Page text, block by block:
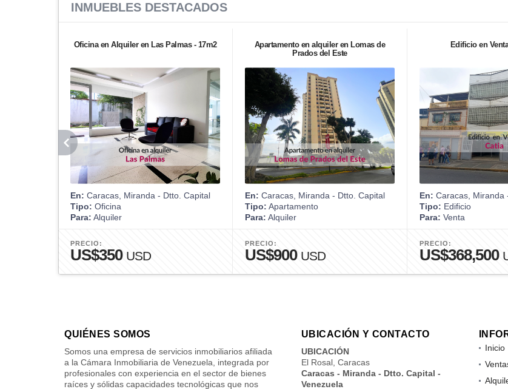
INMUEBLES DESTACADOS
Oficina en Alquiler en Las Palmas - 17m2
En: Caracas, Miranda - Dtto. Capital
Tipo: Oficina
Para: Alquiler
PRECIO:
US$350 USD
Apartamento en alquiler en Lomas de
Prados del Este
En: Caracas, Miranda - Dtto. Capital
Tipo: Apartamento
Para: Alquiler
PRECIO:
US$900 USD
Edificio en
En: Caracas, Miranda
Tipo: Edificio
Para: Venta
PRECIO:
US$368,500
QUIÉNES SOMOS
Somos una empresa de servicios inmobiliarios afiliada
a la Cámara Inmobiliaria de Venezuela, integrada por
profesionales con experiencia en el sector de bienes
raíces y sólidas capacidades tecnológicas que nos
UBICACIÓN Y CONTACTO
UBICACIÓN
El Rosal, Caracas
Caracas - Miranda - Dtto. Capital -
Venezuela
Inicio